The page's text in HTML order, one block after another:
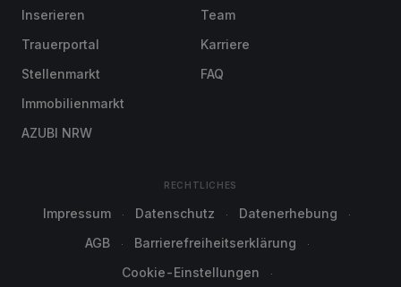
Inserieren
Trauerportal
Stellenmarkt
Immobilienmarkt
AZUBI NRW
Team
Karriere
FAQ
RECHTLICHES
Impressum Datenschutz
Datenerhebung
AGB
Barrierefreiheitserklärung
Cookie-Einstellungen